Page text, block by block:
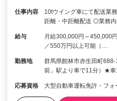
仕事内容
10tウイング車にて配送業
距離・中距離配送 ◎業務
給与
月給300,000円～450,000
／550万円以上可能（…
勤務地
群馬県館林市赤生田町
前」駅より車で11分）★車
応募資格 大型自動車運転免許・フ